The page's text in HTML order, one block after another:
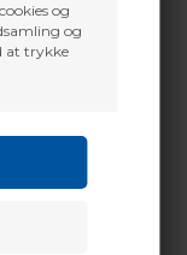
og
og
at trykke
DKK